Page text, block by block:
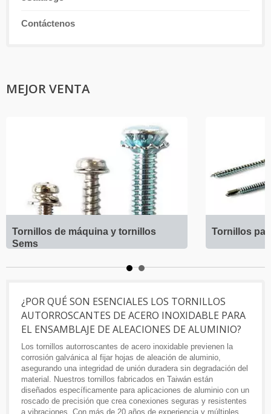
Contáctenos
MEJOR VENTA
Tornillos de máquina y tornillos
Sems
Tornillos
¿POR QUÉ SON ESENCIALES LOS TORNILLOS
AUTORROSCANTES DE ACERO INOXIDABLE PARA
EL ENSAMBLAJE DE ALEACIONES DE ALUMINIO?
Los tornillos autorroscantes de acero inoxidable previenen la
corrosión galvánica al fijar hojas de aleación de aluminio,
asegurando una integridad de unión duradera sin degradación del
material. Nuestros tornillos fabricados en Taiwán están
diseñados específicamente para aplicaciones de aluminio con un
roscado de precisión que crea conexiones seguras y resistentes
a vibraciones. Con más de 20 años de experiencia y múltiples